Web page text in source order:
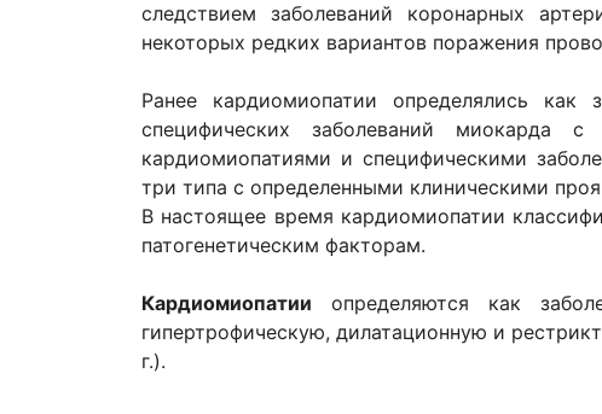
следствием заболеваний коронарных
некоторых редких вариантов поражения
Ранее кардиомиопатии определялись
специфических заболеваний миокарда
кардиомиопатиями и специфическими
три типа с определенными клиническими
В настоящее время кардиомиопатии
патогенетическим факторам.
Кардиомиопатии определяются как
гипертрофическую, дилатационную и
г.).